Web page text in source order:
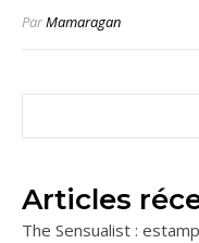
ParMamaragan
Articles
The Sensualist :